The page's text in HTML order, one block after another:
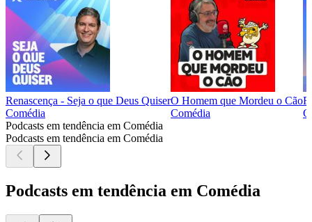
Renascença - Seja o que Deus Quiser
Comédia
O Homem que Mordeu o Cão
Comédia
Podcasts em tendência em Comédia
Podcasts em tendência em Comédia
Podcasts em tendência em Comédia